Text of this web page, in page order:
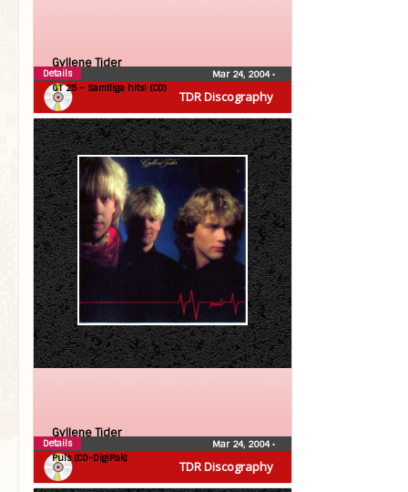
TDR Discography
Gyllene Tider
GT 25 – Samtliga hits! (CD)
Mar 24, 2004•
Details
TDR Discography
Gyllene Tider
Puls (CD-DigiPak)
Mar 24, 2004•
Details